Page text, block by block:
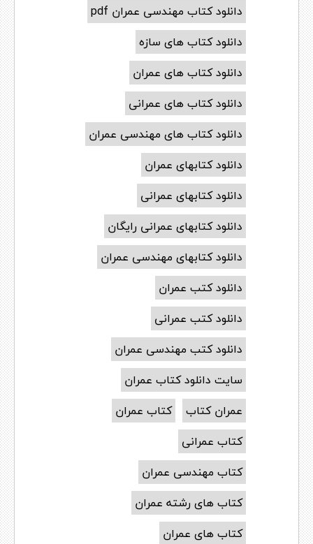
دانلود کتاب مهندسی عمران pdf
دانلود کتاب های سازه
دانلود کتاب های عمران
دانلود کتاب های عمرانی
دانلود کتاب های مهندسی عمران
دانلود کتابهای عمران
دانلود کتابهای عمرانی
دانلود کتابهای عمرانی رایگان
دانلود کتابهای مهندسی عمران
دانلود کتب عمران
دانلود کتب عمرانی
دانلود کتب مهندسی عمران
سایت دانلود کتاب عمران
عمران کتاب
کتاب عمران
کتاب عمرانی
کتاب مهندسی عمران
کتاب های رشته عمران
کتاب های عمران